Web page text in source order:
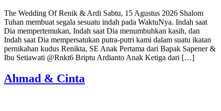
The Wedding Of Renik & Ardi Sabtu, 15 Agustus 2026 Shalom
Tuhan membuat segala sesuatu indah pada WaktuNya. Indah saat
Dia mempertemukan, Indah saat Dia menumbuhkan kasih, dan
Indah saat Dia mempersatukan putra-putri kami dalam suatu ikatan
pernikahan kudus Renikta, SE Anak Pertama dari Bapak Sapener &
Ibu Setiawati @Rnkt6 Briptu Ardianto Anak Ketiga dari […]
Ahmad & Cinta